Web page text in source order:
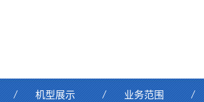
机型展示 业务范围